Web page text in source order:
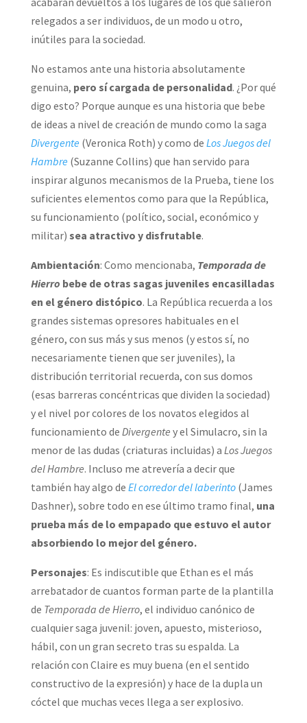
relegados a ser individuos, de un modo u otro,
inútiles para la sociedad.
No estamos ante una historia absolutamente
genuina, pero sí cargada de personalidad. ¿Por qué
digo esto? Porque aunque es una historia que bebe
de ideas a nivel de creación de mundo como la saga
Divergente (Veronica Roth) y como de Los Juegos del
Hambre (Suzanne Collins) que han servido para
inspirar algunos mecanismos de la Prueba, tiene los
suficientes elementos como para que la República,
su funcionamiento (político, social, económico y
militar) sea atractivo y disfrutable.
Ambientación: Como mencionaba, Temporada de
Hierro bebe de otras sagas juveniles encasilladas
en el género distópico. La República recuerda a los
grandes sistemas opresores habituales en el
género, con sus más y sus menos (y estos sí, no
necesariamente tienen que ser juveniles), la
distribución territorial recuerda, con sus domos
(esas barreras concéntricas que dividen la sociedad)
y el nivel por colores de los novatos elegidos al
funcionamiento de Divergente y el Simulacro, sin la
menor de las dudas (criaturas incluidas) a Los Juegos
del Hambre. Incluso me atrevería a decir que
también hay algo de El corredor del laberinto(James
Dashner), sobre todo en ese último tramo final, una
prueba más de lo empapado que estuvo el autor
absorbiendo lo mejor del género.
Personajes: Es indiscutible que Ethan es el más
arrebatador de cuantos forman parte de la plantilla
de Temporada de Hierro, el individuo canónico de
cualquier saga juvenil: joven, apuesto, misterioso,
hábil, con un gran secreto tras su espalda. La
relación con Claire es muy buena (en el sentido
constructivo de la expresión) y hace de la dupla un
cóctel que muchas veces llega a ser explosivo.